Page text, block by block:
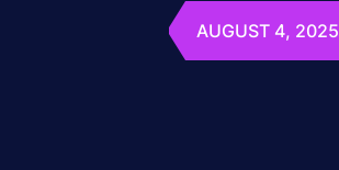
AUGUST 4, 2025